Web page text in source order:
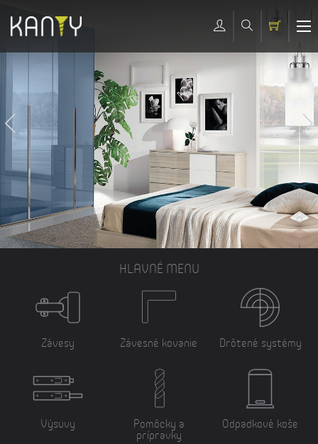
HLAVNÉ MENU
Závesy
Výsuvy
Závesné kovanie
Pomôcky a
prípravky
Drôtené systémy
Odpadkové koše